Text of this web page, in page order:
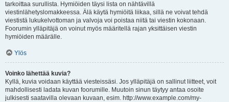
tarkoittaa surullista. Hymiöiden täysi lista on nähtävillä
viestinlähetyslomakkeessa. Älä käytä hymiöitä liikaa, sillä ne voivat tehdä
viestistä lukukelvottoman ja valvoja voi poistaa niitä tai viestin kokonaan.
Foorumin ylläpitäjä on voinut myös määritellä rajan yksittäisen viestin
hymiöiden määrälle.
Ylös
Voinko lähettää kuvia?
Kyllä, kuvia voidaan käyttää viesteissäsi. Jos ylläpitäjä on sallinut liitteet, voit
mahdollisesti ladata kuvan foorumille. Muutoin sinun täytyy antaa osoite
julkisesti saatavilla olevaan kuvaan, esim. http://www.example.com/my-